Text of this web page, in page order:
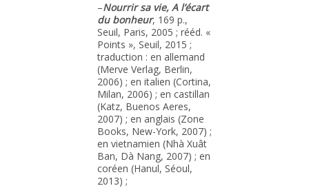
–Nourrir sa vie, A l’écart
du bonheur, 169 p.,
Seuil, Paris, 2005 ; rééd. «
Points », Seuil, 2015 ;
traduction : en allemand
(Merve Verlag, Berlin,
2006) ; en italien (Cortina,
Milan, 2006) ; en castillan
(Katz, Buenos Aeres,
2007) ; en anglais (Zone
Books, New-York, 2007) ;
en vietnamien (Nhà Xuât
Ban, Dà Nang, 2007) ; en
coréen (Hanul, Séoul,
2013) ;